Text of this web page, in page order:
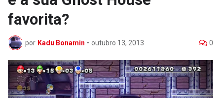
favorita?
por Kadu Bonamin • outubro 13, 2013 0